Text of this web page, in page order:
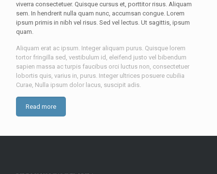
viverra consectetuer. Quisque cursus et, porttitor risus. Aliquam
sem. In hendrerit nulla quam nunc, accumsan congue. Lorem
ipsum primis in nibh vel risus. Sed vel lectus. Ut sagittis, ipsum
quam.
Aliquam erat ac ipsum. Integer aliquam purus. Quisque lorem
tortor fringilla sed, vestibulum id, eleifend justo vel bibendum
sapien massa ac turpis faucibus orci luctus non, consectetuer
lobortis quis, varius in, purus. Integer ultrices posuere cubilia
Curae, Nulla ipsum dolor lacus, suscipit adis.
Read more